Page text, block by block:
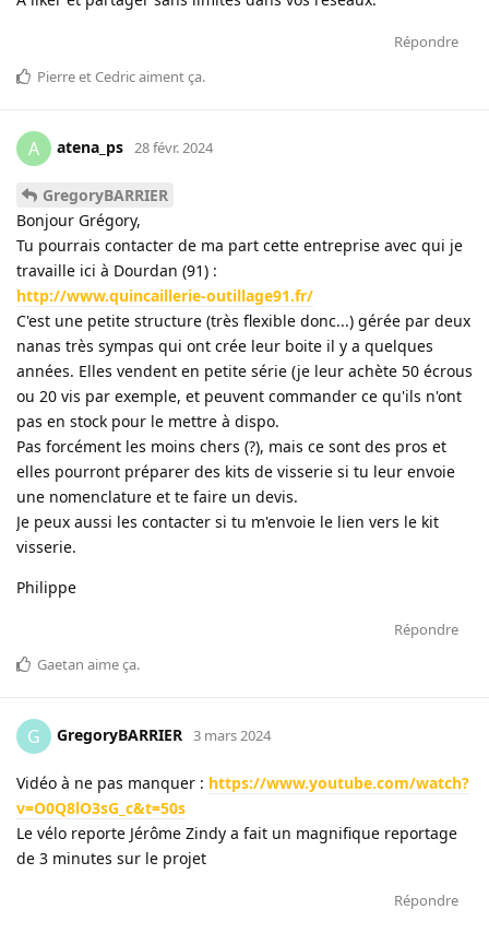
Répondre
Pierreet Cedricaiment ça.
A atena_ps 28 févr. 2024
GregoryBARRIER
Bonjour Grégory,
Tu pourrais contacter de ma part cette entreprise avec qui je
travaille ici à Dourdan (91) :
http://www.quincaillerie-outillage91.fr/
C'est une petite structure (très flexible donc...) gérée par deux
nanas très sympas qui ont crée leur boite il y a quelques
années. Elles vendent en petite série (je leur achète 50 écrous
ou 20 vis par exemple, et peuvent commander ce qu'ils n'ont
pas en stock pour le mettre à dispo.
Pas forcément les moins chers (?), mais ce sont des pros et
elles pourront préparer des kits de visserie si tu leur envoie
une nomenclature et te faire un devis.
Je peux aussi les contacter si tu m'envoie le lien vers le kit
visserie.
Philippe
Répondre
Gaetan aime ça.
G GregoryBARRIER 3 mars 2024
Vidéo à ne pas manquer : https://www.youtube.com/watch?
v=O0Q8lO3sG_c&t=50s
Le vélo reporte Jérôme Zindy a fait un magnifique reportage
de 3 minutes sur le projet
Répondre